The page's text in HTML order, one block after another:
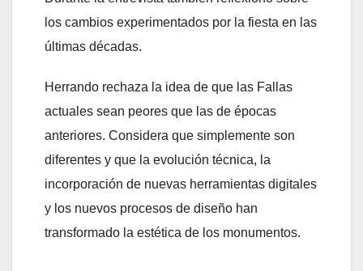
los cambios experimentados por la fiesta en las
últimas décadas.
Herrando rechaza la idea de que las Fallas
actuales sean peores que las de épocas
anteriores. Considera que simplemente son
diferentes y que la evolución técnica, la
incorporación de nuevas herramientas digitales
y los nuevos procesos de diseño han
transformado la estética de los monumentos.